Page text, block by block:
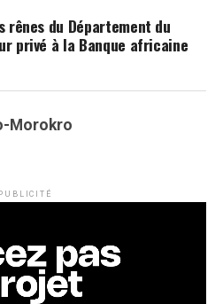
rênes du Département du
privé à la Banque africaine
Morokro
PUBLICITÉ